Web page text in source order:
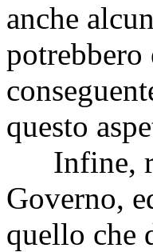
anche
potrebbero
questo
Infine,
Governo,
quello che